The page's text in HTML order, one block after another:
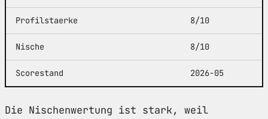
Profilstaerke 8/10
Nische 8/10
Scorestand 2026-05
Die Nischenwertung ist stark, weil